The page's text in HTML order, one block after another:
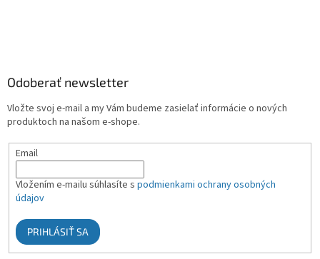
Odoberať newsletter
Vložte svoj e-mail a my Vám budeme zasielať informácie o nových
produktoch na našom e-shope.
Email
Vložením e-mailu súhlasíte s podmienkami ochrany osobných
údajov
PRIHLÁSIŤ SA